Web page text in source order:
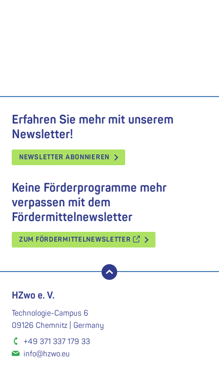
Erfahren Sie mehr mit unserem
Newsletter!
NEWSLETTER ABONNIEREN
Keine Förderprogramme mehr
verpassen mit dem
Fördermittelnewsletter
ZUM FÖRDERMITTELNEWSLETTER
nach oben
HZwo e. V.
Technologie-Campus 6
09126 Chemnitz | Germany
+49 371 337 179 33
info@hzwo.eu